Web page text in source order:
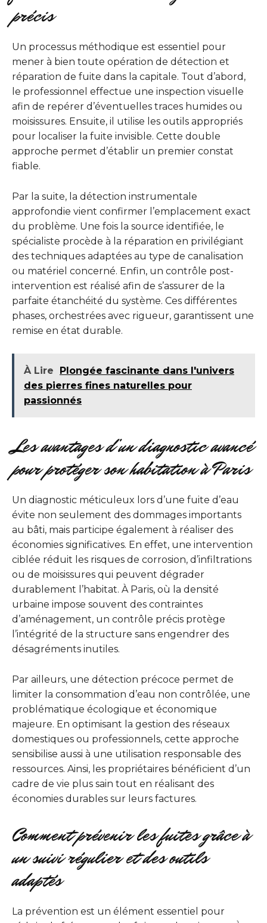
précis
Un processus méthodique est essentiel pour
mener à bien toute opération de détection et
réparation de fuite dans la capitale. Tout d’abord,
le professionnel effectue une inspection visuelle
afin de repérer d’éventuelles traces humides ou
moisissures. Ensuite, il utilise les outils appropriés
pour localiser la fuite invisible. Cette double
approche permet d’établir un premier constat
fiable.
Par la suite, la détection instrumentale
approfondie vient confirmer l’emplacement exact
du problème. Une fois la source identifiée, le
spécialiste procède à la réparation en privilégiant
des techniques adaptées au type de canalisation
ou matériel concerné. Enfin, un contrôle post-
intervention est réalisé afin de s’assurer de la
parfaite étanchéité du système. Ces différentes
phases, orchestrées avec rigueur, garantissent une
remise en état durable.
À Lire
Plongée fascinante dans l'univers
des pierres fines naturelles pour
passionnés
Les avantages d’un diagnostic avancé
pour protéger son habitation à Paris
Un diagnostic méticuleux lors d’une fuite d’eau
évite non seulement des dommages importants
au bâti, mais participe également à réaliser des
économies significatives. En effet, une intervention
ciblée réduit les risques de corrosion, d’infiltrations
ou de moisissures qui peuvent dégrader
durablement l’habitat. À Paris, où la densité
urbaine impose souvent des contraintes
d’aménagement, un contrôle précis protège
l’intégrité de la structure sans engendrer des
désagréments inutiles.
Par ailleurs, une détection précoce permet de
limiter la consommation d’eau non contrôlée, une
problématique écologique et économique
majeure. En optimisant la gestion des réseaux
domestiques ou professionnels, cette approche
sensibilise aussi à une utilisation responsable des
ressources. Ainsi, les propriétaires bénéficient d’un
cadre de vie plus sain tout en réalisant des
économies durables sur leurs factures.
Comment prévenir les fuites grâce à
un suivi régulier et des outils
adaptés
La prévention est un élément essentiel pour